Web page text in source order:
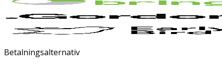
Betalningsalternativ